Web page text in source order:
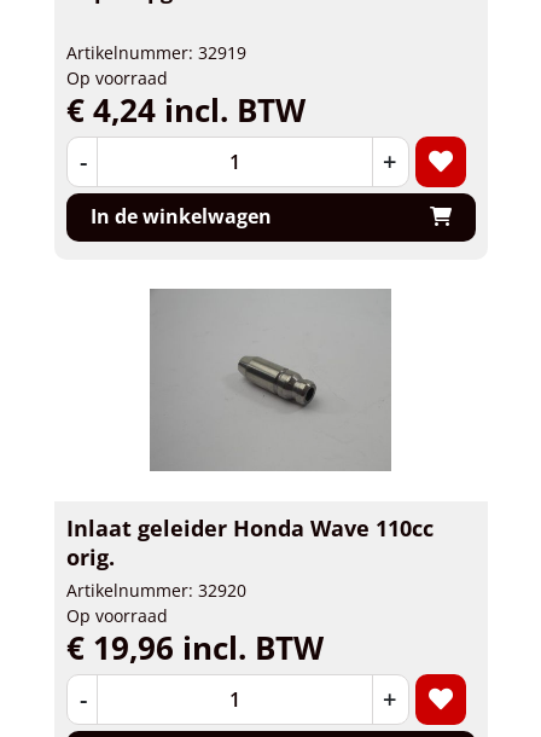
Artikelnummer: 32919
Op voorraad
€ 4,24 incl. BTW
- +
In de winkelwagen
Inlaat geleider Honda Wave 110cc
orig.
Artikelnummer: 32920
Op voorraad
€ 19,96 incl. BTW
- +